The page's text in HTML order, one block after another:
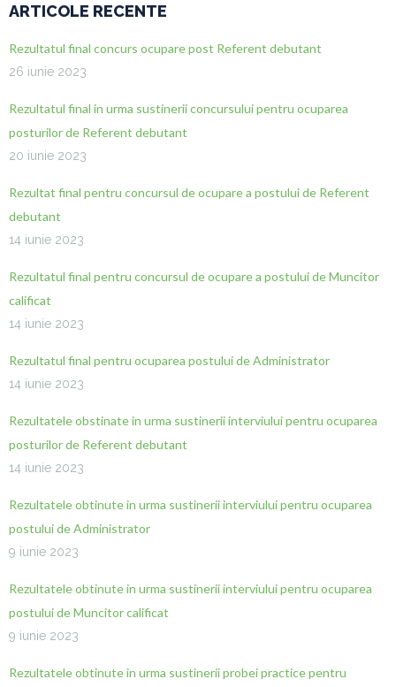
ARTICOLE RECENTE
Rezultatul final concurs ocupare post Referent debutant
26 iunie 2023
Rezultatul final in urma sustinerii concursului pentru ocuparea
posturilor de Referent debutant
20 iunie 2023
Rezultat final pentru concursul de ocupare a postului de Referent
debutant
14 iunie 2023
Rezultatul final pentru concursul de ocupare a postului de Muncitor
calificat
14 iunie 2023
Rezultatul final pentru ocuparea postului de Administrator
14 iunie 2023
Rezultatele obstinate in urma sustinerii interviului pentru ocuparea
posturilor de Referent debutant
14 iunie 2023
Rezultatele obtinute in urma sustinerii interviului pentru ocuparea
postului de Administrator
9 iunie 2023
Rezultatele obtinute in urma sustinerii interviului pentru ocuparea
postului de Muncitor calificat
9 iunie 2023
Rezultatele obtinute in urma sustinerii probei practice pentru